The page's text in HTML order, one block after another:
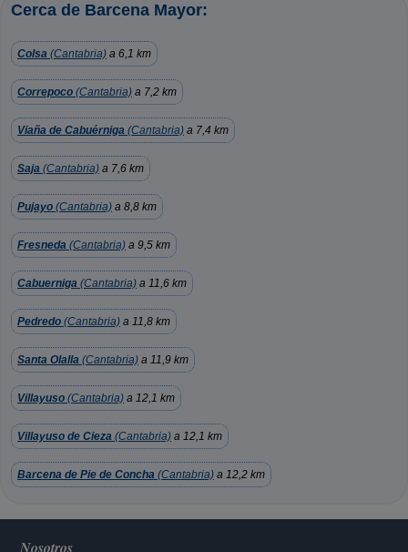
Cerca de Barcena Mayor:
Colsa (Cantabria) a 6,1 km
Correpoco (Cantabria) a 7,2 km
Viaña de Cabuérniga (Cantabria) a 7,4 km
Saja (Cantabria) a 7,6 km
Pujayo (Cantabria) a 8,8 km
Fresneda (Cantabria) a 9,5 km
Cabuerniga (Cantabria) a 11,6 km
Pedredo (Cantabria) a 11,8 km
Santa Olalla (Cantabria) a 11,9 km
Villayuso (Cantabria) a 12,1 km
Villayuso de Cieza (Cantabria) a 12,1 km
Barcena de Pie de Concha (Cantabria) a 12,2 km
Nosotros